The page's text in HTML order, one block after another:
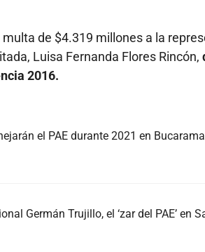
de $4.319 millones a la
Luisa Fernanda Flores Rincón,
2016.
el PAE durante 2021 en
Germán Trujillo, el ‘zar del PAE’ en